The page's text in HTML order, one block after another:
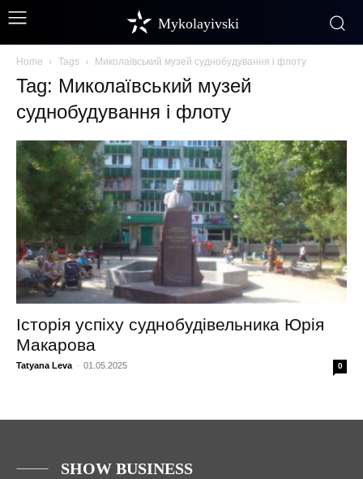
Mykolayivski
Home Tags Миколаївський музей суднобудування і флоту
Tag: Миколаївський музей
суднобудування і флоту
Історія успіху суднобудівельника Юрія
Макарова
Tatyana Leva - 01.05.2025 0
SHOW BUSINESS